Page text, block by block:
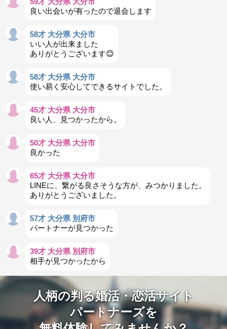
良い出会いが有ったので退会します
58才 大分県 大分市
いい人が出来ました
ありがとうございます😊
58才 大分県 大分市
使い易く安心してできるサイトでした。
45才 大分県 大分市
良い人、見つかったから。
50才 大分県 大分市
良かった
65才 大分県 大分市
LINEに、繋がる良さそうな方が、みつかりました。
ありがとうございました。
57才 大分県 別府市
パートナーが見つかった
39才 大分県 別府市
相手が見つかったから
人柄の判る婚活・恋活サイト
パートナーズを